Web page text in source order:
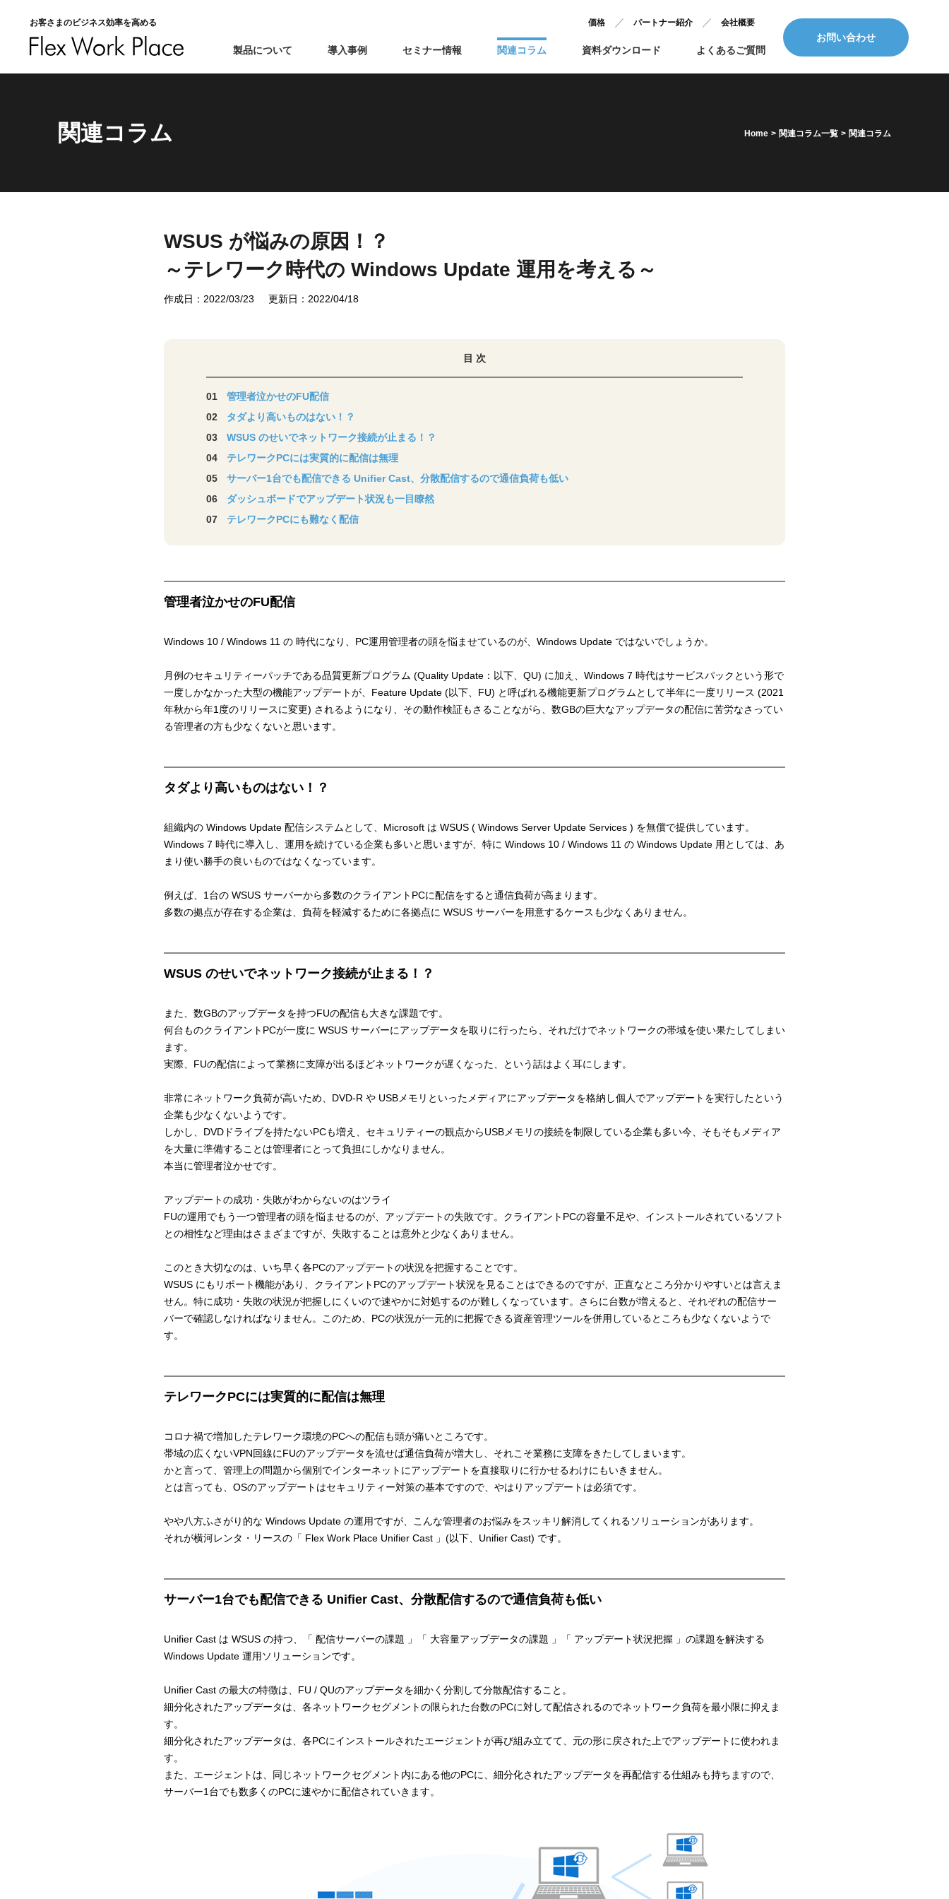
お客さまのビジネス効率を高める
製品について 導入事例 セミナー情報 関連コラム 資料ダウンロード よくあるご質問
価格 パートナー紹介 会社概要
お問い合わせ
関連コラム Home > 関連コラム一覧 > 関連コラム
WSUS が悩みの原因！？
～テレワーク時代の Windows Update 運用を考える～
作成日：2022/03/23 更新日：2022/04/18
目 次
管理者泣かせのFU配信
タダより高いものはない！？
WSUS のせいでネットワーク接続が止まる！？
テレワークPCには実質的に配信は無理
サーバー1台でも配信できる Unifier Cast、分散配信するので通信負荷も低い
ダッシュボードでアップデート状況も一目瞭然
テレワークPCにも難なく配信
管理者泣かせのFU配信
Windows 10 / Windows 11 の 時代になり、PC運用管理者の頭を悩ませているのが、Windows Update ではないでしょうか。
月例のセキュリティーパッチである品質更新プログラム (Quality Update：以下、QU) に加え、Windows 7 時代はサービスパックという形で
一度しかなかった大型の機能アップデートが、Feature Update (以下、FU) と呼ばれる機能更新プログラムとして半年に一度リリース (2021
年秋から年1度のリリースに変更) されるようになり、その動作検証もさることながら、数GBの巨大なアップデータの配信に苦労なさってい
る管理者の方も少なくないと思います。
タダより高いものはない！？
組織内の Windows Update 配信システムとして、Microsoft は WSUS ( Windows Server Update Services ) を無償で提供しています。
Windows 7 時代に導入し、運用を続けている企業も多いと思いますが、特に Windows 10 / Windows 11 の Windows Update 用としては、あ
まり使い勝手の良いものではなくなっています。
例えば、1台の WSUS サーバーから多数のクライアントPCに配信をすると通信負荷が高まります。
多数の拠点が存在する企業は、負荷を軽減するために各拠点に WSUS サーバーを用意するケースも少なくありません。
WSUS のせいでネットワーク接続が止まる！？
また、数GBのアップデータを持つFUの配信も大きな課題です。
何台ものクライアントPCが一度に WSUS サーバーにアップデータを取りに行ったら、それだけでネットワークの帯域を使い果たしてしまい
ます。
実際、FUの配信によって業務に支障が出るほどネットワークが遅くなった、という話はよく耳にします。
非常にネットワーク負荷が高いため、DVD-R や USBメモリといったメディアにアップデータを格納し個人でアップデートを実行したという
企業も少なくないようです。
しかし、DVDドライブを持たないPCも増え、セキュリティーの観点からUSBメモリの接続を制限している企業も多い今、そもそもメディア
を大量に準備することは管理者にとって負担にしかなりません。
本当に管理者泣かせです。
アップデートの成功・失敗がわからないのはツライ
FUの運用でもう一つ管理者の頭を悩ませるのが、アップデートの失敗です。クライアントPCの容量不足や、インストールされているソフト
との相性など理由はさまざまですが、失敗することは意外と少なくありません。
このとき大切なのは、いち早く各PCのアップデートの状況を把握することです。
WSUS にもリポート機能があり、クライアントPCのアップデート状況を見ることはできるのですが、正直なところ分かりやすいとは言えま
せん。特に成功・失敗の状況が把握しにくいので速やかに対処するのが難しくなっています。さらに台数が増えると、それぞれの配信サー
バーで確認しなければなりません。このため、PCの状況が一元的に把握できる資産管理ツールを併用しているところも少なくないようで
す。
テレワークPCには実質的に配信は無理
コロナ禍で増加したテレワーク環境のPCへの配信も頭が痛いところです。
帯域の広くないVPN回線にFUのアップデータを流せば通信負荷が増大し、それこそ業務に支障をきたしてしまいます。
かと言って、管理上の問題から個別でインターネットにアップデートを直接取りに行かせるわけにもいきません。
とは言っても、OSのアップデートはセキュリティー対策の基本ですので、やはりアップデートは必須です。
やや八方ふさがり的な Windows Update の運用ですが、こんな管理者のお悩みをスッキリ解消してくれるソリューションがあります。
それが横河レンタ・リースの「 Flex Work Place Unifier Cast 」(以下、Unifier Cast) です。
サーバー1台でも配信できる Unifier Cast、分散配信するので通信負荷も低い
Unifier Cast は WSUS の持つ、「 配信サーバーの課題 」「 大容量アップデータの課題 」「 アップデート状況把握 」の課題を解決する
Windows Update 運用ソリューションです。
Unifier Cast の最大の特徴は、FU / QUのアップデータを細かく分割して分散配信すること。
細分化されたアップデータは、各ネットワークセグメントの限られた台数のPCに対して配信されるのでネットワーク負荷を最小限に抑えま
す。
細分化されたアップデータは、各PCにインストールされたエージェントが再び組み立てて、元の形に戻された上でアップデートに使われま
す。
また、エージェントは、同じネットワークセグメント内にある他のPCに、細分化されたアップデータを再配信する仕組みも持ちますので、
サーバー1台でも数多くのPCに速やかに配信されていきます。